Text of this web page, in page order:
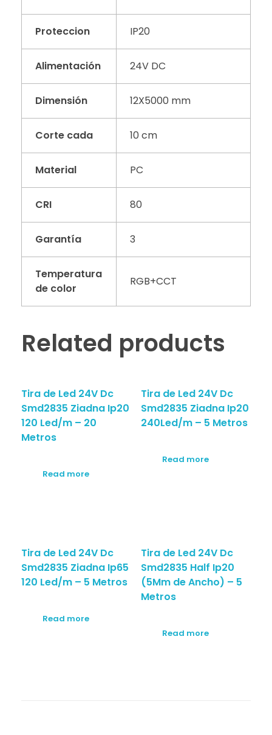
Proteccion IP20
Alimentación 24V DC
Dimensión 12X5000 mm
Corte cada 10 cm
Material PC
CRI 80
Garantía 3
Temperatura
de color
RGB+CCT
Related products
Tira de Led 24V Dc
Smd2835 Ziadna Ip20
120 Led/m – 20
Metros
Read more
Tira de Led 24V Dc
Smd2835 Ziadna Ip20
240Led/m – 5 Metros
Read more
Tira de Led 24V Dc
Smd2835 Ziadna Ip65
120 Led/m – 5 Metros
Read more
Tira de Led 24V Dc
Smd2835 Half Ip20
(5Mm de Ancho) – 5
Metros
Read more